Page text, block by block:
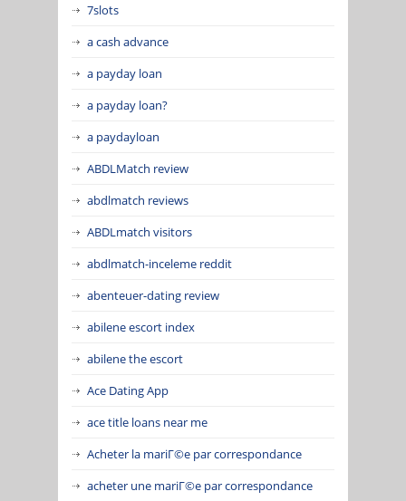
7slots
a cash advance
a payday loan
a payday loan?
a paydayloan
ABDLMatch review
abdlmatch reviews
ABDLmatch visitors
abdlmatch-inceleme reddit
abenteuer-dating review
abilene escort index
abilene the escort
Ace Dating App
ace title loans near me
Acheter la mariГ©e par correspondance
acheter une mariГ©e par correspondance